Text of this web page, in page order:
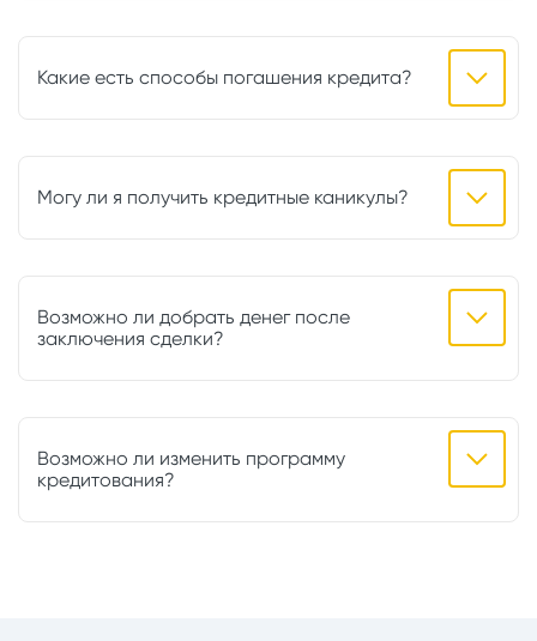
Какие есть способы погашения кредита?
Могу ли я получить кредитные каникулы?
Возможно ли добрать денег после
заключения сделки?
Возможно ли изменить программу
кредитования?